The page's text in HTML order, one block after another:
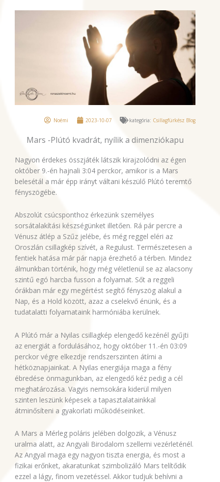
Noémi 2023-10-07 kategória: Csillagfürkész Blog
Mars -Plútó kvadrát, nyílik a dimenziókapu
Nagyon érdekes összjáték látszik kirajzolódni az égen
október 9.-én hajnali 3:04 perckor, amikor is a Mars
belesétál a már épp irányt váltani készülő Plútó teremtő
fényszögébe.
Abszolút csúcsponthoz érkezünk személyes
sorsátalakítási készségünket illetően. Rá pár percre a
Vénusz átlép a Szűz jelébe, és még reggel eléri az
Oroszlán csillagkép szívét, a Regulust. Természetesen a
fentiek hatása már pár napja érezhető a térben. Mindez
álmunkban történik, hogy még véletlenül se az alacsony
szintű egó harcba fusson a folyamat. Sőt a reggeli
órákban már egy megértést segítő fényszög alakul a
Nap, és a Hold között, azaz a cselekvő énünk, és a
tudatalatti folyamataink harmóniába kerülnek.
A Plútó már a Nyilas csillagkép elengedő kezénél gyűjti
az energiát a fordulásához, hogy október 11.-én 03:09
perckor végre elkezdje rendszerszinten átírni a
hétköznapjainkat. A Nyilas energiája maga a fény
ébredése önmagunkban, az elengedő kéz pedig a cél
meghatározása. Vagyis nemsokára kiderül milyen
szinten leszünk képesek a tapasztalatainkkal
átminősíteni a gyakorlati működéseinket.
A Mars a Mérleg poláris jelében dolgozik, a Vénusz
uralma alatt, az Angyali Birodalom szellemi vezérleténél.
Az Angyal maga egy nagyon tiszta energia, és most a
fizikai erőnket, akaratunkat szimbolizáló Mars telítődik
ezzel a lágy, finom vezetéssel. Akkor tudjuk behívni a